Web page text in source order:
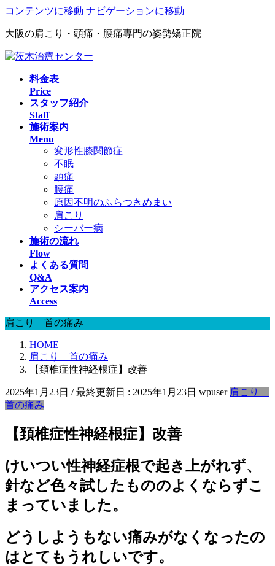
コンテンツに移動 ナビゲーションに移動
大阪の肩こり・頭痛・腰痛専門の姿勢矯正院
料金表
Price
スタッフ紹介
Staff
施術案内
Menu
変形性膝関節症
不眠
頭痛
腰痛
原因不明のふらつきめまい
肩こり
シーバー病
施術の流れ
Flow
よくある質問
Q&A
アクセス案内
Access
肩こり 首の痛み
HOME
肩こり 首の痛み
【頚椎症性神経根症】改善
2025年1月23日 / 最終更新日 : 2025年1月23日 wpuser 肩こり
首の痛み
【頚椎症性神経根症】改善
けいつい性神経症根で起き上がれず、
針など色々試したもののよくならずこ
まっていました。
どうしようもない痛みがなくなったの
はとてもうれしいです。